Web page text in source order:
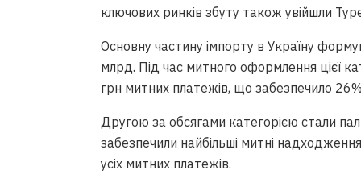
ключових ринків збуту також увійшли
Основну частину імпорту в Україну
млрд. Під час митного оформлення цієї
грн митних платежів, що забезпечило
Другою за обсягами категорією стали
забезпечили найбільші митні
усіх митних платежів.